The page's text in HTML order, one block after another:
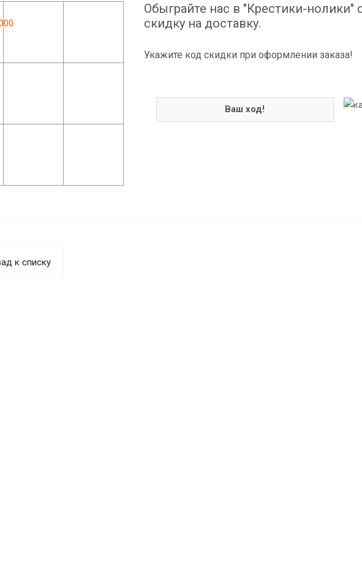
Обыграйте нас в "Крестики-нолики"
скидку на доставку.
Укажите код скидки при оформлении заказа!
Ваш ход!
к списку